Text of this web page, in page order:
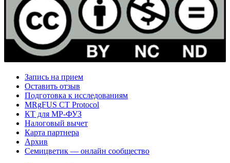
Запись на прием
Оставить отзыв
Подготовка к исследованиям
MRgFUS CT Protocol
КТ для МР-ФУЗ
Налоговый вычет
Карта партнера
Архив
Семицветик — онлайн сообщество